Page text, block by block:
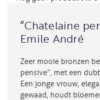
“Chatelaine
Emile André
Zeer mooie bronzen
pensive”, met een
Een jonge vrouw,
gewaad, houdt